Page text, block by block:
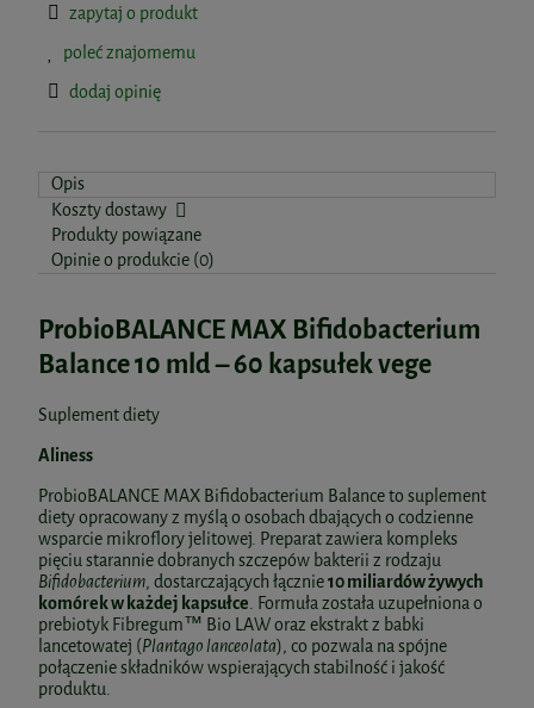
zapytaj o produkt
poleć znajomemu
dodaj opinię
Opis
Koszty dostawy
Produkty powiązane
Opinie o produkcie (0)
ProbioBALANCE MAX Bifidobacterium
Balance 10 mld – 60 kapsułek vege
Suplement diety
Aliness
ProbioBALANCE MAX Bifidobacterium Balance to suplement
diety opracowany z myślą o osobach dbających o codzienne
wsparcie mikroflory jelitowej. Preparat zawiera kompleks
pięciu starannie dobranych szczepów bakterii z rodzaju
Bifidobacterium, dostarczających łącznie10 miliardów żywych
komórek w każdej kapsułce. Formuła została uzupełniona o
prebiotyk Fibregum™ Bio LAW oraz ekstrakt z babki
lancetowatej (Plantago lanceolata), co pozwala na spójne
połączenie składników wspierających stabilność i jakość
produktu.